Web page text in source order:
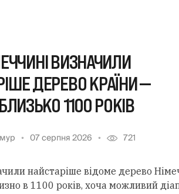
ВИЗНАЧИЛИ
ДЕРЕВО КРАЇНИ —
1100 РОКІВ
07 серпня 2026 721
найстаріше відоме дерево
в 1100 років, хоча можливий